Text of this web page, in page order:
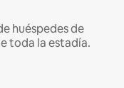
huéspedes de
toda la estadía.